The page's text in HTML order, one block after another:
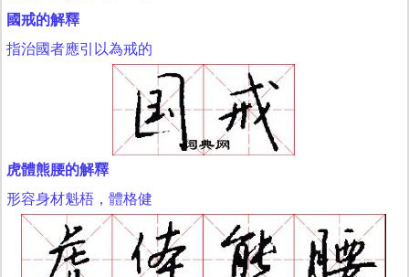
國戒的解釋
指治國者應引以為戒的
虎體熊腰的解釋
形容身材魁梧，體格健